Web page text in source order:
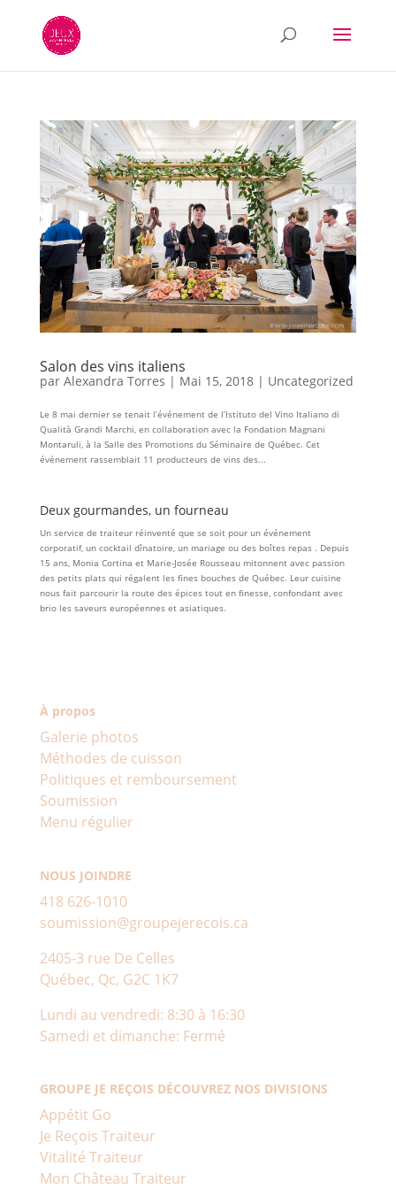
Salon des vins italiens
par Alexandra Torres | Mai 15, 2018| Uncategorized
Le 8 mai dernier se tenait l’événement de l’Istituto del Vino Italiano di
Qualità Grandi Marchi, en collaboration avec la Fondation Magnani
Montaruli, à la Salle des Promotions du Séminaire de Québec. Cet
événement rassemblait 11 producteurs de vins des...
Deux gourmandes, un fourneau
Un service de traiteur réinventé que se soit pour un événement
corporatif, un cocktail dînatoire, un mariage ou des boîtes repas . Depuis
15 ans, Monia Cortina et Marie-Josée Rousseau mitonnent avec passion
des petits plats qui régalent les fines bouches de Québec. Leur cuisine
nous fait parcourir la route des épices tout en finesse, confondant avec
brio les saveurs européennes et asiatiques.
À propos
Galerie photos
Méthodes de cuisson
Politiques et remboursement
Soumission
Menu régulier
NOUS JOINDRE
418 626-1010
soumission@groupejerecois.ca
2405-3 rue De Celles
Québec, Qc, G2C 1K7
Lundi au vendredi: 8:30 à 16:30
Samedi et dimanche: Fermé
GROUPE JE REÇOIS DÉCOUVREZ NOS DIVISIONS
Appétit Go
Je Reçois Traiteur
Vitalité Traiteur
Mon Château Traiteur